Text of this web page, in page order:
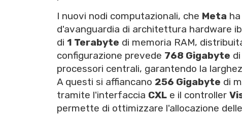
I nuovi nodi computazionali, che Meta
d'avanguardia di architettura hardware
di 1 Terabyte di memoria RAM,
configurazione prevede 768 Gigabyte
processori centrali, garantendo la
A questi si affiancano 256 Gigabyte di
tramite l'interfaccia CXL e il controller
permette di ottimizzare l'allocazione